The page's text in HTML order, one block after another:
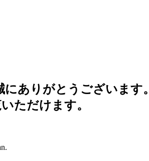
ありがとうございます。
ただけます。